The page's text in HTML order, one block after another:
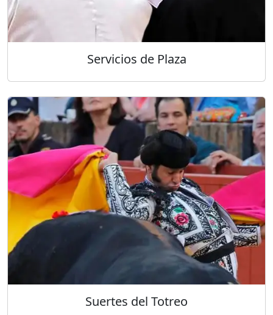
Servicios de Plaza
Suertes del Totreo